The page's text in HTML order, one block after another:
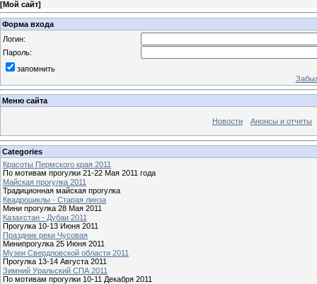
[Мой сайт]
Форма входа
Логин:
Пароль:
запомнить
Меню сайта
Новости Анонсы и отчеты
Categories
Красоты Пермского края 2011
По мотивам прогулки 21-22 Мая 2011 года
Майская прогулка 2011
Традиционная майская прогулка
Квадроциклы - Старая линза
Мини прогулка 28 Мая 2011
Казахстан - Дубаи 2011
Прогулка 10-13 Июня 2011
Праздник реки Чусовая
Минипрогулка 25 Июня 2011
Музеи Свердловской области 2011
Прогулка 13-14 Августа 2011
Зимний Уральский СПА 2011
По мотивам прогулки 10-11 Декабря 2011